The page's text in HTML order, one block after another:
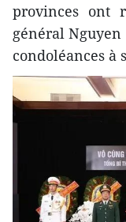
provinces ont
général
condoléances à